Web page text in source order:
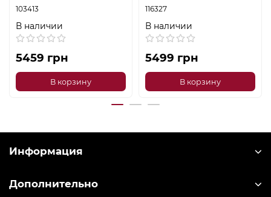
103413
В наличии
5459 грн
В корзину
116327
В наличии
5499 грн
В корзину
Информация
Дополнительно